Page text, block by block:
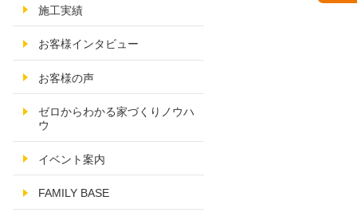
施工実績
お客様インタビュー
お客様の声
ゼロからわかる家づくりノウハ
ウ
イベント案内
FAMILY BASE